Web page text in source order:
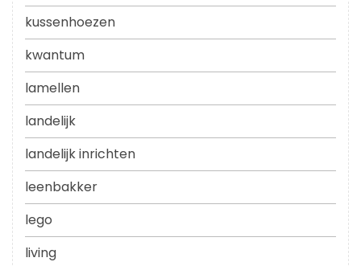
kussenhoezen
kwantum
lamellen
landelijk
landelijk inrichten
leenbakker
lego
living